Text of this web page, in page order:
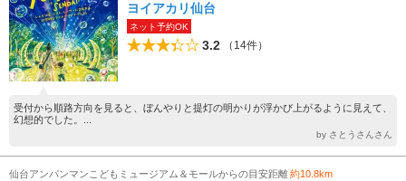
ヨイアカリ仙台
ネット予約OK
3.2 （14件）
受付から順路方向を見ると、ぼんやりと提灯の明かりが浮かび上がるように見えて、
幻想的でした。...
by さとうさんさん
仙台アンパンマンこどもミュージアム＆モールからの目安距離約10.8km